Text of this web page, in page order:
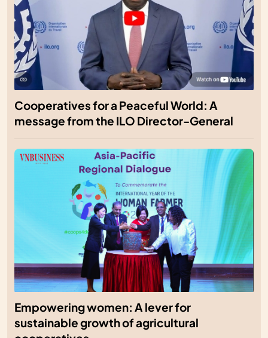
Cooperatives for a Peaceful World: A
message from the ILO Director-General
Empowering women: A lever for
sustainable growth of agricultural